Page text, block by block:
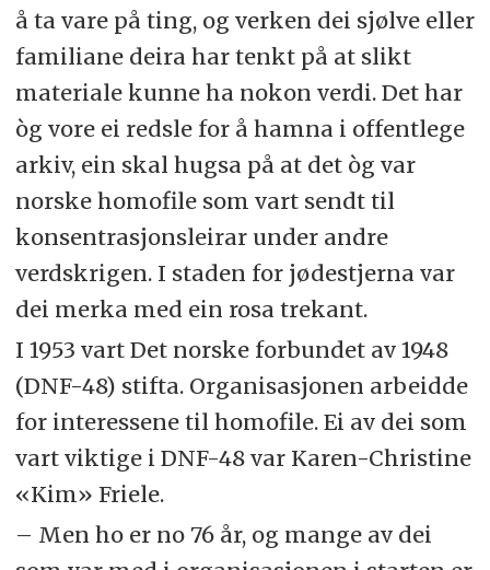
å ta vare på ting, og verken dei sjølve eller
familiane deira har tenkt på at slikt
materiale kunne ha nokon verdi. Det har
òg vore ei redsle for å hamna i offentlege
arkiv, ein skal hugsa på at det òg var
norske homofile som vart sendt til
konsentrasjonsleirar under andre
verdskrigen. I staden for jødestjerna var
dei merka med ein rosa trekant.
I 1953 vart Det norske forbundet av 1948
(DNF-48) stifta. Organisasjonen arbeidde
for interessene til homofile. Ei av dei som
vart viktige i DNF-48 var Karen-Christine
«Kim» Friele.
– Men ho er no 76 år, og mange av dei